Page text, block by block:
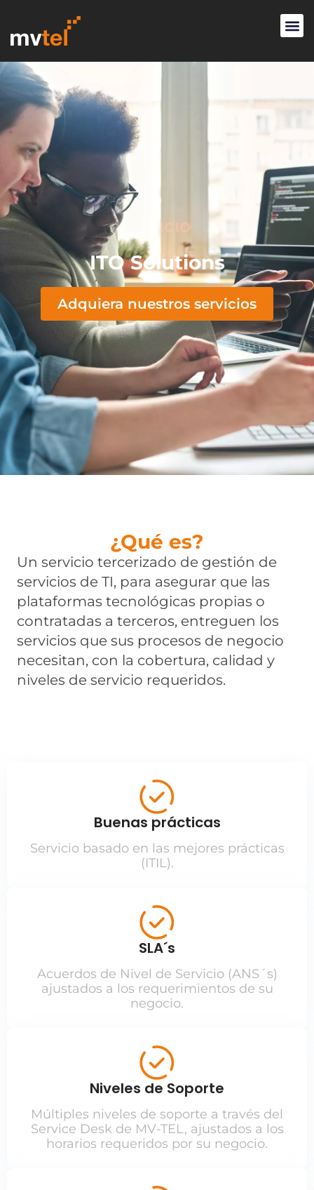
SERVICIO
ITO Solutions
Adquiera nuestros servicios
¿Qué es?
Un servicio tercerizado de gestión de
servicios de TI, para asegurar que las
plataformas tecnológicas propias o
contratadas a terceros, entreguen los
servicios que sus procesos de negocio
necesitan, con la cobertura, calidad y
niveles de servicio requeridos.
Buenas prácticas
Servicio basado en las mejores prácticas
(ITIL).
SLA´s
Acuerdos de Nivel de Servicio (ANS´s)
ajustados a los requerimientos de su
negocio.
Niveles de Soporte
Múltiples niveles de soporte a través del
Service Desk de MV-TEL, ajustados a los
horarios requeridos por su negocio.